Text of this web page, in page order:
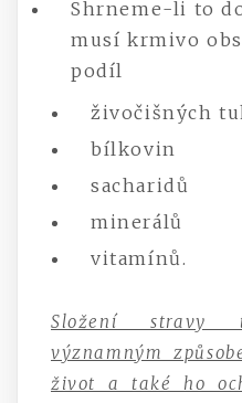
Shrneme-li to
musí krmivo
podíl
živočišných
bílkovin
sacharidů
minerálů
vitamínů.
Složení stravy
významným
život a také ho